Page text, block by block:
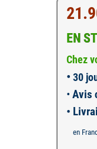
EN
Chez
• 30
• Avis
•
en